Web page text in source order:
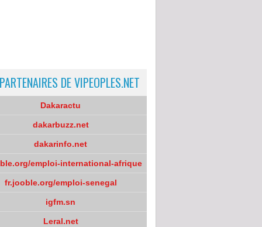
DE VIPEOPLES.NET
Dakaractu
dakarbuzz.net
dakarinfo.net
emploi-international-afrique
fr.jooble.org/emploi-senegal
igfm.sn
Leral.net